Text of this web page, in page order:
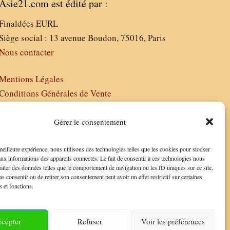
Gérer le consentement
expérience, nous utilisons des technologies telles que les cookies pour stocker
informations des appareils connectés. Le fait de consentir à ces technologies nous
des données telles que le comportement de navigation ou les ID uniques sur ce site.
consentir ou de retirer son consentement peut avoir un effet restrictif sur certaines
et fonctions.
Refuser Voir les préférences
est édité par :
EURL
social : 13 avenue Boudon, 75016, Paris
contacter
Légales
Générales de Vente